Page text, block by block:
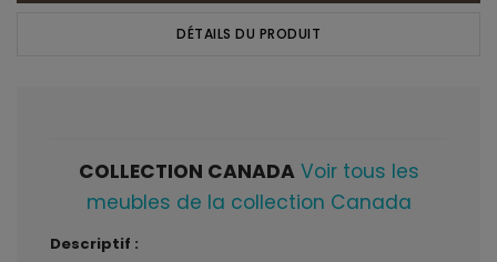
DÉTAILS DU PRODUIT
COLLECTION CANADA Voir tous les
meubles de la collection Canada
Descriptif :